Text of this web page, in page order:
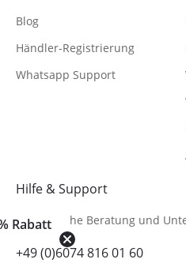
Rabatt
Hilfe & Support
Telefonische Beratung und
+49 (0)6074 816 01 60
Blog
Händler-Registrierung
Whatsapp Support